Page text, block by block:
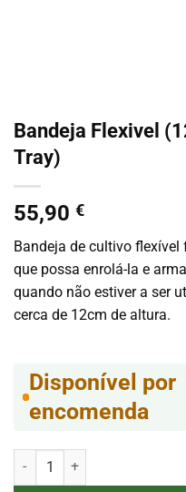
Bandeja Flexivel
Tray)
55,90 €
Bandeja de cultivo flexível
que possa enrolá-la e
quando não estiver a ser
cerca de 12cm de altura.
Disponível por
encomenda
Quantidade de Bandeja